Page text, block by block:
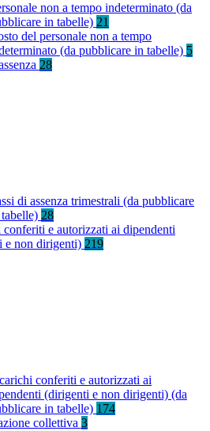
non a tempo indeterminato (da
in tabelle) 21
del personale non a tempo
(da pubblicare in tabelle) 5
28
di assenza trimestrali (da pubblicare
28
e autorizzati ai dipendenti
e non dirigenti) 219
conferiti e autorizzati ai
(dirigenti e non dirigenti) (da
in tabelle) 174
collettiva 3